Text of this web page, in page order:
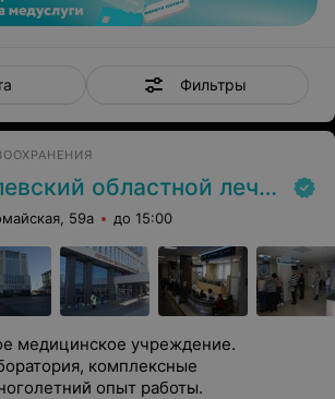
Фильтры
областной лечебно-диагностический центр
59а до 15:00
медицинское учреждение.
комплексные
опыт работы.